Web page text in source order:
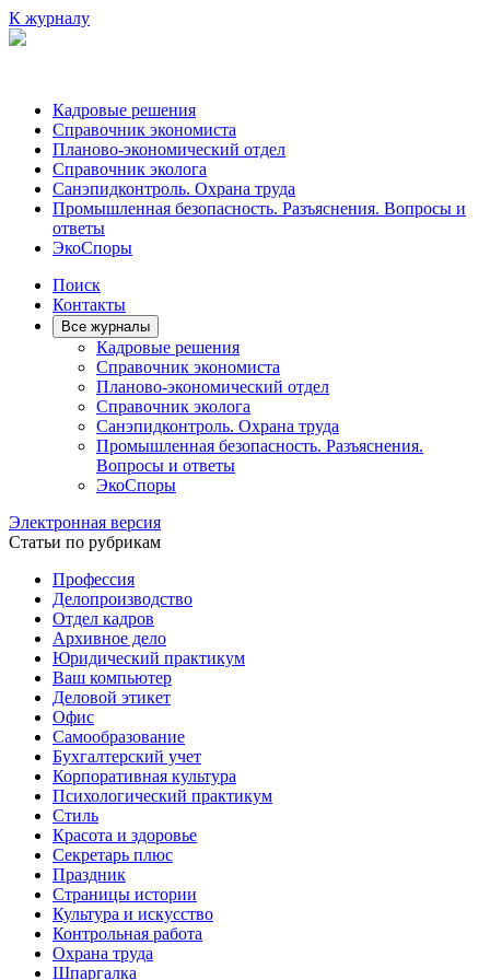
К журналу
Кадровые решения
Справочник экономиста
Планово-экономический отдел
Справочник эколога
Санэпидконтроль. Охрана труда
Промышленная безопасность. Разъяснения. Вопросы и
ответы
ЭкоСпоры
Поиск
Контакты
Все журналы
Кадровые решения
Справочник экономиста
Планово-экономический отдел
Справочник эколога
Санэпидконтроль. Охрана труда
Промышленная безопасность. Разъяснения.
Вопросы и ответы
ЭкоСпоры
Электронная версия
Статьи по рубрикам
Профессия
Делопроизводство
Отдел кадров
Архивное дело
Юридический практикум
Ваш компьютер
Деловой этикет
Офис
Самообразование
Бухгалтерский учет
Корпоративная культура
Психологический практикум
Стиль
Красота и здоровье
Секретарь плюс
Праздник
Страницы истории
Культура и искусство
Контрольная работа
Охрана труда
Шпаргалка